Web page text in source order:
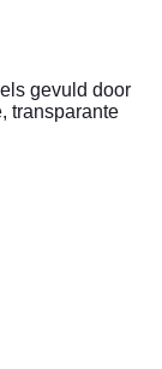
gevuld door
transparante